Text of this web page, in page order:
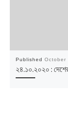
Published October
২৪.১০.২০২০ : দেশের